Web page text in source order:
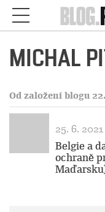
MICHAL
Od založení blogu
25. 6. 2021
Belgie a
ochraně